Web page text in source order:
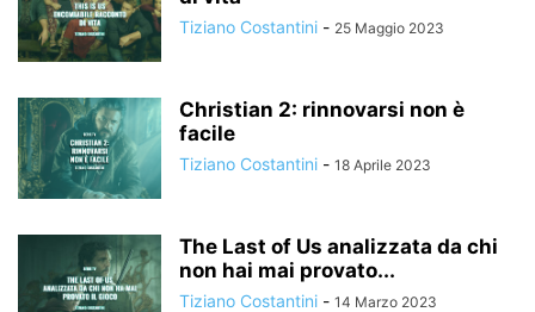
Tiziano Costantini - 25 Maggio 2023
Christian 2: rinnovarsi non è
facile
Tiziano Costantini - 18 Aprile 2023
The Last of Us analizzata da chi
non hai mai provato...
Tiziano Costantini - 14 Marzo 2023